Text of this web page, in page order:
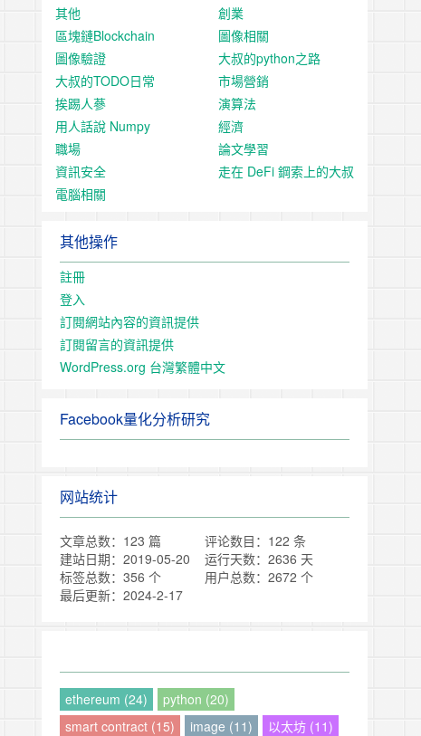
其他
創業
區塊鏈Blockchain
圖像相關
圖像驗證
大叔的python之路
大叔的TODO日常
市場營銷
挨踢人蔘
演算法
用人話說 Numpy
經濟
職場
論文學習
資訊安全
走在 DeFi 鋼索上的大叔
電腦相關
其他操作
註冊
登入
訂閱網站內容的資訊提供
訂閱留言的資訊提供
WordPress.org 台灣繁體中文
Facebook量化分析研究
网站统计
文章总数：123 篇
评论数目：122 条
建站日期：2019-05-20
运行天数：2636 天
标签总数：356 个
用户总数：2672 个
最后更新：2024-2-17
ethereum (24)
python (20)
smart contract (15)
image (11)
以太坊 (11)